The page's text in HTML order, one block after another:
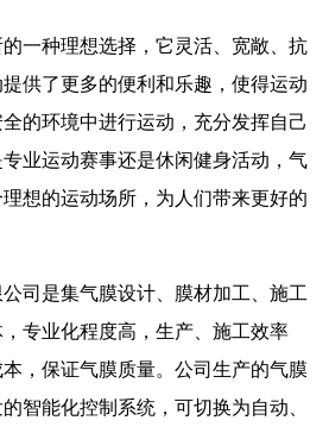
一种理想选择，它灵活、宽敞、抗
供了更多的便利和乐趣，使得运动
的环境中进行运动，充分发挥自己
业运动赛事还是休闲健身活动，气
想的运动场所，为人们带来更好的
司是集气膜设计、膜材加工、施工
专业化程度高，生产、施工效率
，保证气膜质量。公司生产的气膜
智能化控制系统，可切换为自动、